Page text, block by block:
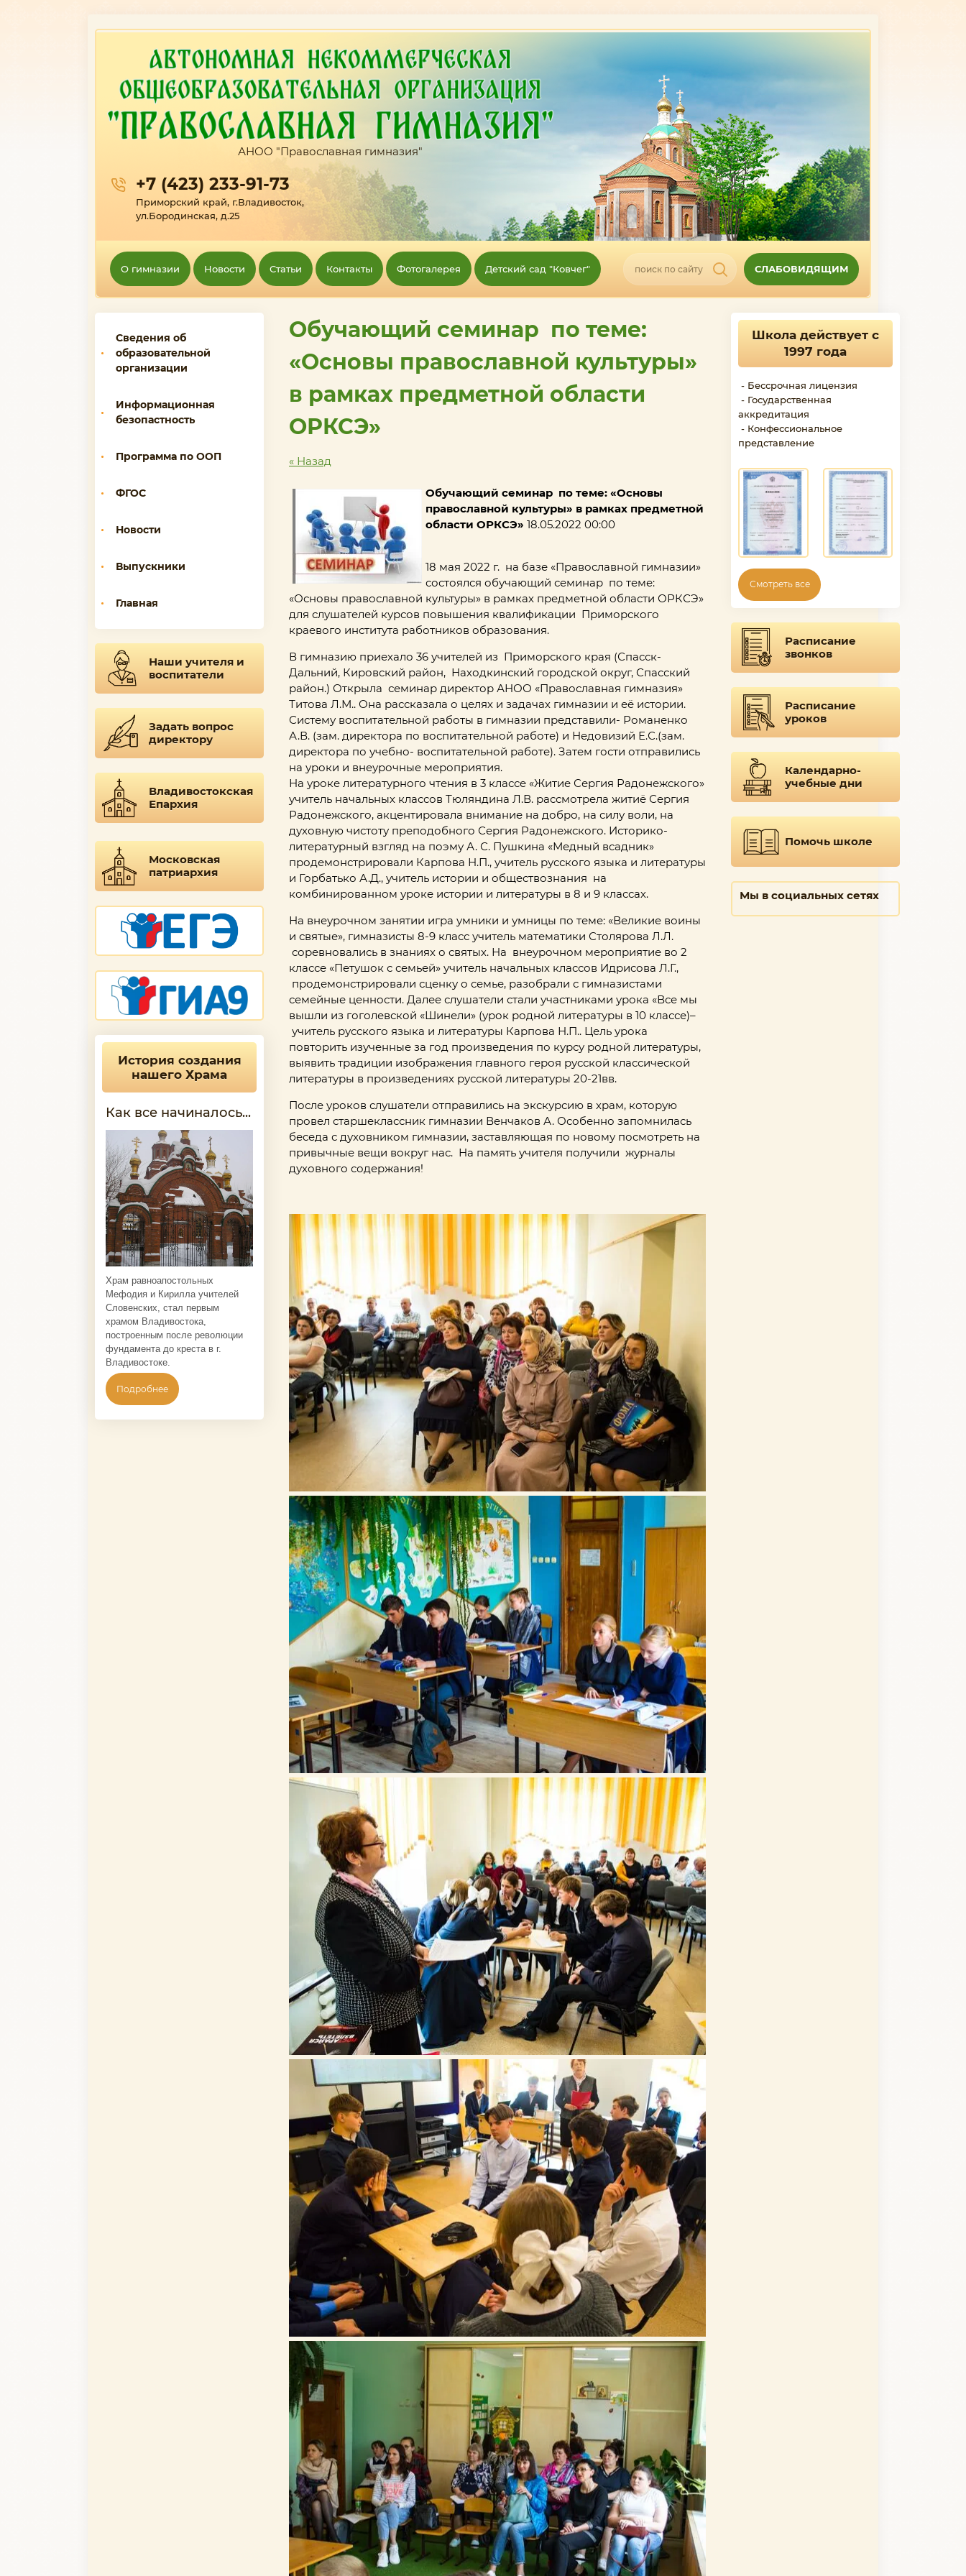
АНОО "Православная гимназия"
+7 (423) 233-91-73
Приморский край, г.Владивосток,
ул.Бородинская, д.25
О гимназии Новости Статьи Контакты Фотогалерея Детский сад "Ковчег" СЛАБОВИДЯЩИМ
Сведения об
образовательной
организации
Информационная
безопастность
Программа по ООП
ФГОС
Новости
Выпускники
Главная
Наши учителя и
воспитатели
Задать вопрос
директору
Владивостокская
Епархия
Московская
патриархия
История создания
нашего Храма
Как все начиналось...
Храм равноапостольных
Мефодия и Кирилла учителей
Словенских, стал первым
храмом Владивостока,
построенным после революции
фундамента до креста в г.
Владивостоке.
Подробнее
Обучающий семинар по теме:
«Основы православной культуры»
в рамках предметной области
ОРКСЭ»
« Назад
Обучающий семинар по теме: «Основы
православной культуры» в рамках предметной
области ОРКСЭ» 18.05.2022 00:00
18 мая 2022 г. на базе «Православной гимназии»
состоялся обучающий семинар по теме:
«Основы православной культуры» в рамках предметной области ОРКСЭ»
для слушателей курсов повышения квалификации Приморского
краевого института работников образования.
В гимназию приехало 36 учителей из Приморского края (Спасск-
Дальний, Кировский район, Находкинский городской округ, Спасский
район.) Открыла семинар директор АНОО «Православная гимназия»
Титова Л.М.. Она рассказала о целях и задачах гимназии и её истории.
Систему воспитательной работы в гимназии представили- Романенко
А.В. (зам. директора по воспитательной работе) и Недовизий Е.С.(зам.
директора по учебно- воспитательной работе). Затем гости отправились
на уроки и внеурочные мероприятия.
На уроке литературного чтения в 3 классе «Житие Сергия Радонежского»
учитель начальных классов Тюляндина Л.В. рассмотрела житиё Сергия
Радонежского, акцентировала внимание на добро, на силу воли, на
духовную чистоту преподобного Сергия Радонежского. Историко-
литературный взгляд на поэму А. С. Пушкина «Медный всадник»
продемонстрировали Карпова Н.П., учитель русского языка и литературы
и Горбатько А.Д., учитель истории и обществознания на
комбинированном уроке истории и литературы в 8 и 9 классах.
На внеурочном занятии игра умники и умницы по теме: «Великие воины
и святые», гимназисты 8-9 класс учитель математики Столярова Л.Л.
соревновались в знаниях о святых. На внеурочном мероприятие во 2
классе «Петушок с семьей» учитель начальных классов Идрисова Л.Г.,
продемонстрировали сценку о семье, разобрали с гимназистами
семейные ценности. Далее слушатели стали участниками урока «Все мы
вышли из гоголевской «Шинели» (урок родной литературы в 10 классе)–
учитель русского языка и литературы Карпова Н.П.. Цель урока
повторить изученные за год произведения по курсу родной литературы,
выявить традиции изображения главного героя русской классической
литературы в произведениях русской литературы 20-21вв.
После уроков слушатели отправились на экскурсию в храм, которую
провел старшеклассник гимназии Венчаков А. Особенно запомнилась
беседа с духовником гимназии, заставляющая по новому посмотреть на
привычные вещи вокруг нас. На память учителя получили журналы
духовного содержания!
Школа действует с
1997 года
- Бессрочная лицензия
- Государственная
аккредитация
- Конфессиональное
представление
Смотреть все
Расписание
звонков
Расписание
уроков
Календарно-
учебные дни
Помочь школе
Мы в социальных сетях